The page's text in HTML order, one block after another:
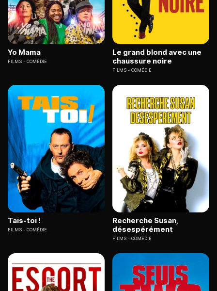
Yo Mama
FILMS COMÉDIE
Le grand blond avec une
chaussure noire
FILMS COMÉDIE
Tais-toi !
FILMS COMÉDIE
Recherche Susan,
désespérément
FILMS COMÉDIE